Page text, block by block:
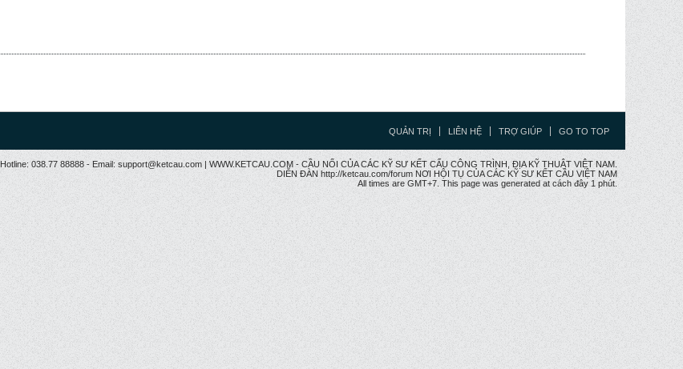
QUẢN TRỊ LIÊN HỆ TRỢ GIÚP GO TO TOP
Hotline: 038.77 88888 - Email: support@ketcau.com | WWW.KETCAU.COM - CẦU NỐI CỦA CÁC KỸ SƯ KẾT CẤU CÔNG TRÌNH, ĐỊA KỸ THUẬT VIỆT NAM.
DIỄN ĐÀN http://ketcau.com/forum NƠI HỘI TỤ CỦA CÁC KỸ SƯ KẾT CÂU VIỆT NAM
All times are GMT+7. This page was generated at cách đây 1 phút.